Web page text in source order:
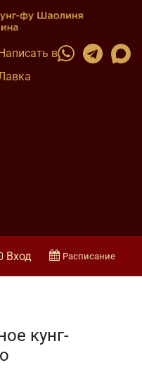
в
Вход Расписание
кунг-